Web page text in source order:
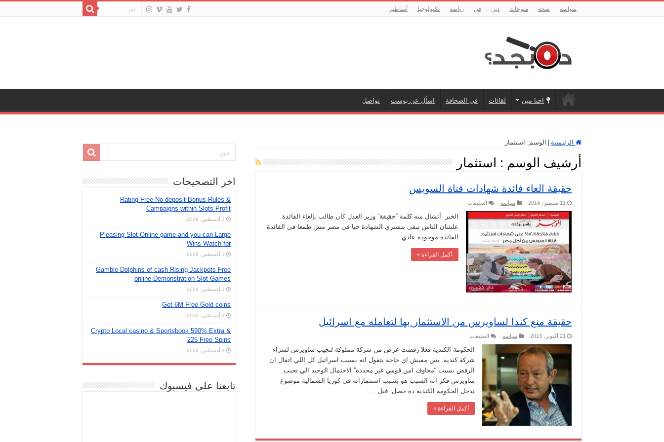
سياسة صحة منوعات دين فن رياضة تكنولوجيا أساطير
احنا مين لقائات في الصحافة اسأل عن بوست تواصل
الرئيسية الوسم: استثمار
أرشيف الوسم : استثمار
حقيقة الغاء فائدة شهادات قناة السويس
11 سبتمبر، 2014 سياسة التعليقات
شهادات
السويس
مغلقة
الخبر أتشال منه كلمة “حقيقة” وزير العدل كان طالب بإلغاء الفائدة
علشان الناس تبقى بتشتري الشهادة حبا في مصر مش طمعا في الفائدة
الفائدة موجودة عادي
أكمل القراءة »
حقيقة منع كندا لساويرس من الاستثمار بها لتعامله مع اسرائيل
21 أكتوبر، 2013 سياسة التعليقات
منع
كندا
لساويرس
من
الاستثمار
بها
لتعامله
مع
مغلقة
الحكومة الكندية فعلا رفضت عرض من شركة مملوكة لنجيب ساويرس لشراء
شركة كندية. بس مفيش اي حاجة بتقول انه بسبب اسرائيل كل اللي اتقال ان
الرفض بسبب “مخاوف امن قومي غير محدده” الاحتمال الوحيد الي نجيب
ساويرس فكر انه السبب هو بسبب استثماراته في كوريا الشمالية موضوع
تدخل الحكومه الكندية ده حصل قبل …
أكمل القراءة »
اخر التصحيحات
Rating Free No deposit Bonus Rules &
Campaigns within Slots Profit
3 أغسطس، 2026
Pleasing Slot Online game and you can Large
Wins Watch for
3 أغسطس، 2026
Gamble Dolphins of cash Rising Jackpots Free
online Demonstration Slot Games
3 أغسطس، 2026
Get 6M Free Gold coins
3 أغسطس، 2026
Crypto Local casino & Sportsbook 590% Extra &
225 Free Spins
3 أغسطس، 2026
تابعنا على فيسبوك